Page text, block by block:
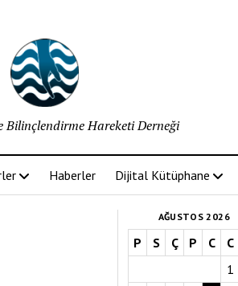
Bilinçlendirme Hareketi Derneği
Haberler Dijital Kütüphane
AĞUSTOS 2026
P S Ç P C C
1